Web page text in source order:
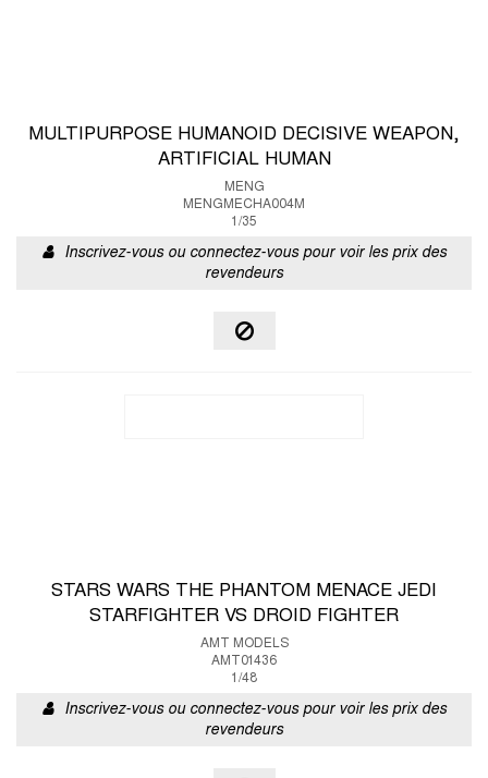
MULTIPURPOSE HUMANOID DECISIVE WEAPON,
ARTIFICIAL HUMAN
MENG
MENGMECHA004M
1/35
Inscrivez-vous ou connectez-vous pour voir les prix des
revendeurs
STARS WARS THE PHANTOM MENACE JEDI
STARFIGHTER VS DROID FIGHTER
AMT MODELS
AMT01436
1/48
Inscrivez-vous ou connectez-vous pour voir les prix des
revendeurs